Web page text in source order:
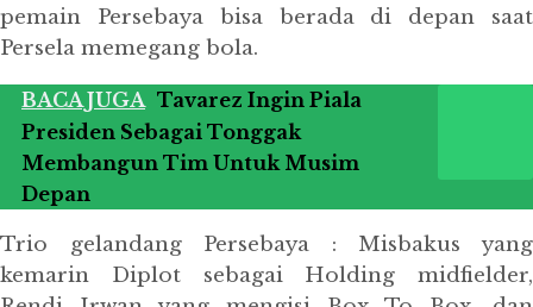
pemain Persebaya bisa berada di depan saat
Persela memegang bola.
BACA JUGA Tavarez Ingin Piala
Presiden Sebagai Tonggak
Membangun Tim Untuk Musim
Depan
Trio gelandang Persebaya : Misbakus yang
kemarin Diplot sebagai Holding midfielder,